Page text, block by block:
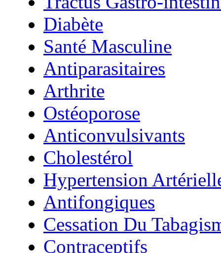
Diabète
Santé Masculine
Antiparasitaires
Arthrite
Ostéoporose
Anticonvulsivants
Cholestérol
Hypertension
Antifongiques
Cessation Du
Contraceptifs